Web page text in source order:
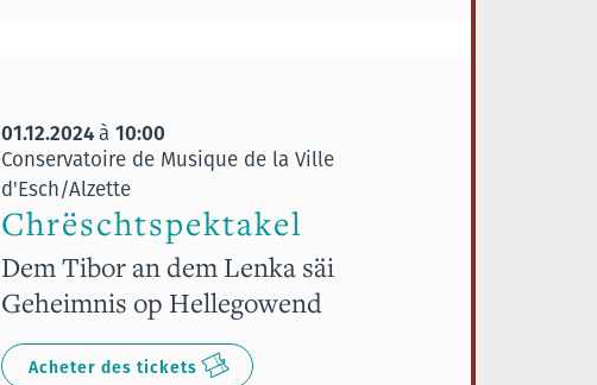
01.12.2024à 10:00
Conservatoire de Musique de la Ville
d'Esch/Alzette
Chrëschtspektakel
Dem Tibor an dem Lenka säi
Geheimnis op Hellegowend
Acheter des tickets